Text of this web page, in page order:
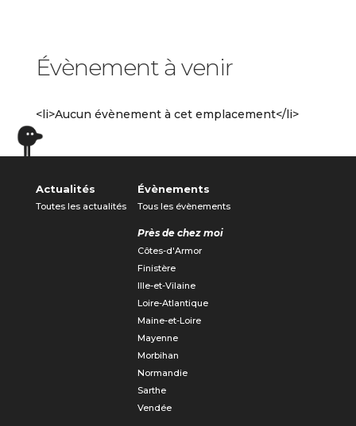
Évènement à venir
<li>Aucun évènement à cet emplacement</li>
Actualités
Toutes les actualités
Évènements
Tous les évènements
Près de chez moi
Côtes-d'Armor
Finistère
Ille-et-Vilaine
Loire-Atlantique
Maine-et-Loire
Mayenne
Morbihan
Normandie
Sarthe
Vendée